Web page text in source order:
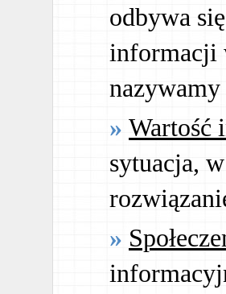
odbywa
informacji
Wartość
sytuacja,